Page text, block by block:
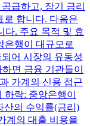
급하고, 장기 금리
로 합니다. 다음은
다. 주요 목적 및 효
은행이 대규모로
어 시장의 유동성
면 금융 기관들이
가계의 신용 접근
락: 중앙은행이
산의 수익률(금리)
계의 대출 비용을